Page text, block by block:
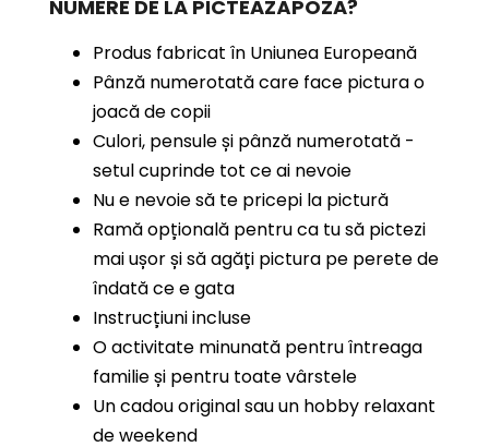
NUMERE DE LA PICTEAZĂPOZA?
Produs fabricat în Uniunea Europeană
Pânză numerotată care face pictura o
joacă de copii
Culori, pensule și pânză numerotată -
setul cuprinde tot ce ai nevoie
Nu e nevoie să te pricepi la pictură
Ramă opțională pentru ca tu să pictezi
mai ușor și să agăți pictura pe perete de
îndată ce e gata
Instrucțiuni incluse
O activitate minunată pentru întreaga
familie și pentru toate vârstele
Un cadou original sau un hobby relaxant
de weekend